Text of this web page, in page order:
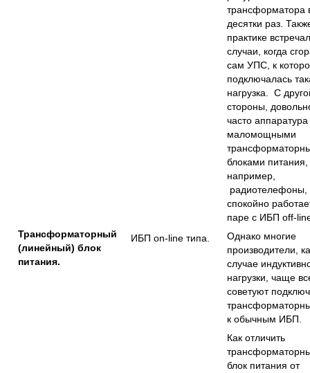
Трансформаторный
(линейный) блок
питания.
ИБП on-line типа.
трансформатора
десятки раз.
практике
случаи, когда
сам УПС, к
подключалась
нагрузка. С
стороны,
часто аппаратура
маломощными
блоками питания,
например,
радиотелефоны,
спокойно
паре с ИБП off-
Однако многие
производители,
случае
нагрузки, чаще
советуют
к обычным ИБП.
Как отличить
блок питания от